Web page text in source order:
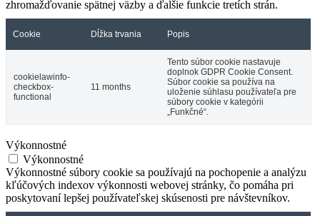
zhromažďovanie spätnej väzby a ďalšie funkcie tretích strán.
Cookie Dĺžka trvania Popis
cookielawinfo-
checkbox-
functional
11 months
Tento súbor cookie nastavuje
doplnok GDPR Cookie Consent.
Súbor cookie sa používa na
uloženie súhlasu používateľa pre
súbory cookie v kategórii
„Funkčné“.
Výkonnostné
Výkonnostné
Výkonnostné súbory cookie sa používajú na pochopenie a analýzu
kľúčových indexov výkonnosti webovej stránky, čo pomáha pri
poskytovaní lepšej používateľskej skúsenosti pre návštevníkov.